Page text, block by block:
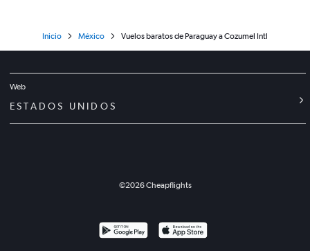
Inicio México Vuelos baratos de Paraguay a Cozumel Intl
Web
ESTADOS UNIDOS
©2026Cheapflights